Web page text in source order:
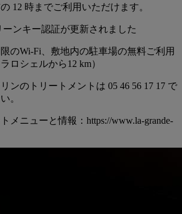
12 時までご利用いただけます。
ーンキー認証が更新されました
のWi-Fi、敷地内の駐車場の無料ご利用
ロシェルから12 km）
ンのトリートメントは 05 46 56 17 17 で
。
メニューと情報：https://www.la-grande-